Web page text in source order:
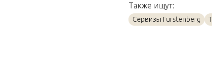
Материал
Объем / Размер
Также ищут:
Сервизы Furstenberg